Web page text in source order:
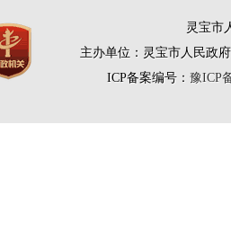
灵宝市
主办单位：灵宝市人民政
ICP备案编号： 豫ICP